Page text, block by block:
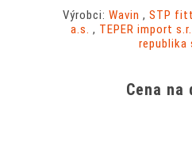
Výrobci: Wavin , STP
a.s. , TEPER import
republika
Cena na